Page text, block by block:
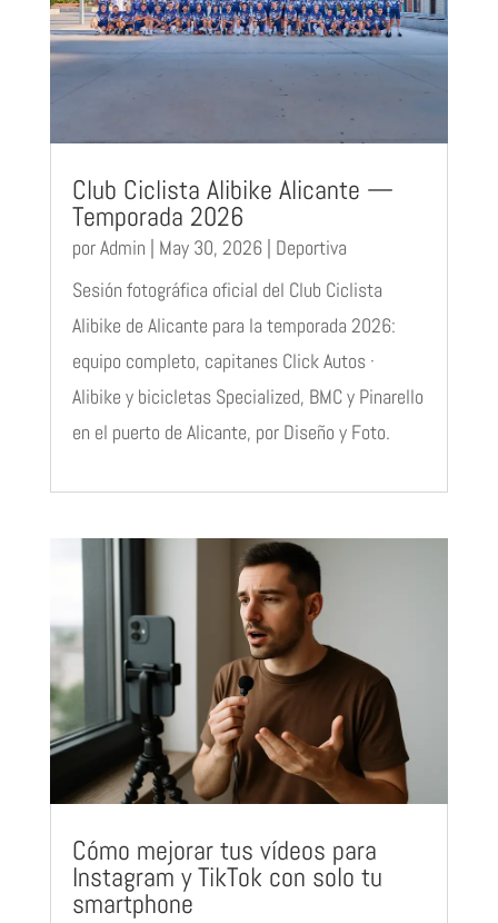
Club Ciclista Alibike Alicante —
Temporada 2026
porAdmin | May 30, 2026| Deportiva
Sesión fotográfica oficial del Club Ciclista
Alibike de Alicante para la temporada 2026:
equipo completo, capitanes Click Autos ·
Alibike y bicicletas Specialized, BMC y Pinarello
en el puerto de Alicante, por Diseño y Foto.
Cómo mejorar tus vídeos para
Instagram y TikTok con solo tu
smartphone